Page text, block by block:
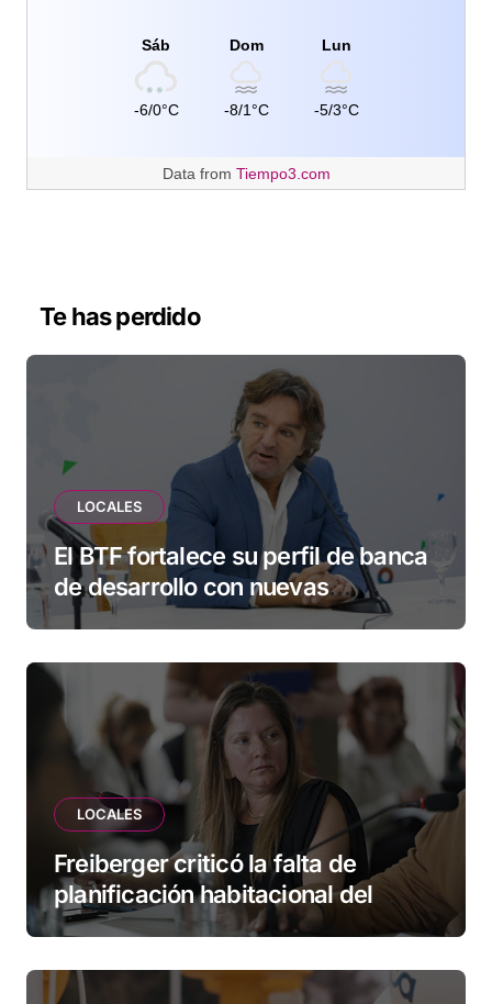
Sáb
-6/0°C
Dom
-8/1°C
Lun
-5/3°C
Data from Tiempo3.com
Te has perdido
LOCALES
El BTF fortalece su perfil de banca
de desarrollo con nuevas
herramientas para familias y
LOCALES
Freiberger criticó la falta de
planificación habitacional del
Municipio: “Vuoto deja afuera a
esperando”